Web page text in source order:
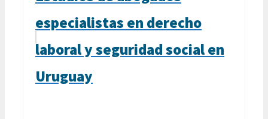
especialistas en derecho
laboral y seguridad social en
Uruguay